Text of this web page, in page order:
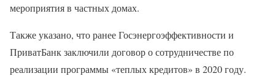
мероприятия в частных домах.
Также указано, что ранее Госэнергоэффективности и
ПриватБанк заключили договор о сотрудничестве по
реализации программы «теплых кредитов» в 2020 году.